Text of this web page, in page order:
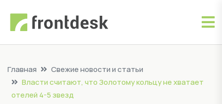
Главная
Свежие новости и статьи
Власти считают, что Золотому кольцу не хватает
отелей 4-5 звезд